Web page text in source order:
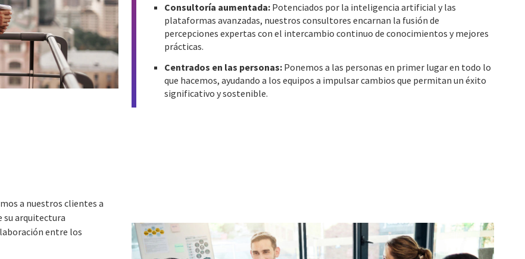
Consultoría aumentada:Potenciados por la inteligencia artificial y las
plataformas avanzadas, nuestros consultores encarnan la fusión de
percepciones expertas con el intercambio continuo de conocimientos y mejores
prácticas.
Centrados en las personas:Ponemos a las personas en primer lugar en todo lo
que hacemos, ayudando a los equipos a impulsar cambios que permitan un éxito
significativo y sostenible.
a nuestros clientes a
arquitectura
entre los